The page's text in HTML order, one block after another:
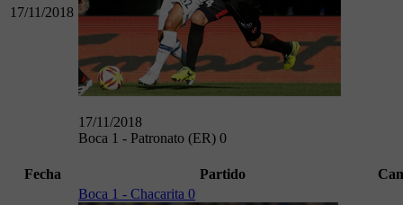
17/11/2018
17/11/2018
Boca 1 - Patronato (ER) 0
Fecha Partido
Boca 1 - Chacarita 0